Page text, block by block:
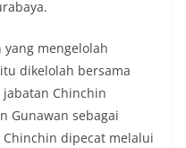
mengelolah
dikelolah bersama
Chinchin
Gunawan sebagai
Chinchin dipecat melalui